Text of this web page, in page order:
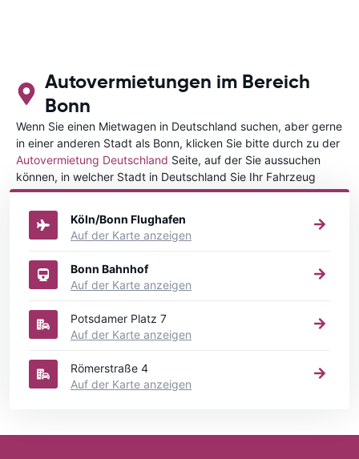
Autovermietungen im Bereich
Bonn
Wenn Sie einen Mietwagen in Deutschland suchen, aber gerne
in einer anderen Stadt als Bonn, klicken Sie bitte durch zu der
Autovermietung Deutschland Seite, auf der Sie aussuchen
können, in welcher Stadt in Deutschland Sie Ihr Fahrzeug
mieten wollen.
Köln/Bonn Flughafen
Auf der Karte anzeigen
Bonn Bahnhof
Auf der Karte anzeigen
Potsdamer Platz 7
Auf der Karte anzeigen
Römerstraße 4
Auf der Karte anzeigen